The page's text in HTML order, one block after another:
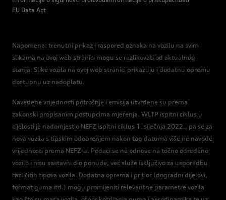
EU Data Act
Napomena: trenutni prikaz i raspored oznaka na vozilu na svim
slikama na ovoj web stranici mogu se razlikovati od aktualnog
stanja. Slike vozila na ovoj web stranici prikazuju i dodatnu opremu
dostupnu uz nadoplatu.
Navedene vrijednosti potrošnje i emisija utvrđene su prema
zakonski propisanim postupcima mjerenja. WLTP ispitni ciklus u
cijelosti je nadomjestio NEFZ ispitni ciklus 1. siječnja 2022., pa se za
nova vozila s tipskim odobrenjem nakon tog datuma više ne navode
vrijednosti prema NEFZ-u. Podaci se ne odnose na točno određeno
vozilo i nisu sastavni dio ponude, već služe isključivo za usporedbu
različitih tipova vozila. Dodatna oprema i pribor (dogradni dijelovi,
format guma itd.) mogu promijeniti relevantne parametre vozila